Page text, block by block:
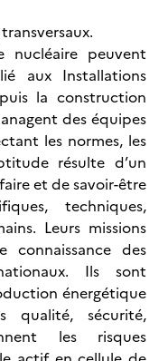
nucléaire peuvent
aux Installations
la construction
des équipes
les normes, les
résulte d’un
et de savoir-être
techniques,
Leurs missions
connaissance des
Ils sont
énergétique
qualité, sécurité,
les risques